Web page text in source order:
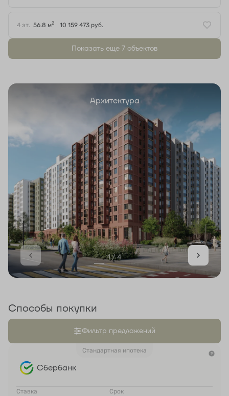
4 эт. 56.8 м2 10 159 473 руб.
Показать еще 7 объектов
Архитектура
1 / 4
Способы покупки
Фильтр предложений
Стандартная ипотека
Сбербанк
Ставка Срок